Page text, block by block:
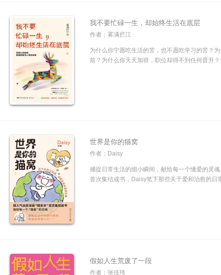
我不要忙碌一生，却始终生活在底层
作者：雾满拦江
为什么你宁愿吃生活的苦，也不愿吃学习的苦？
前？为什么你天天加班，职位却得不到任何晋升
世界是你的猫窝
作者：Daisy
捕捉日常生活的细小瞬间，献给每一个懂爱的灵
首次集结成书，Daisy笔下那些关于爱和治愈的日
假如人生荒废了一段
作者：张佳玮